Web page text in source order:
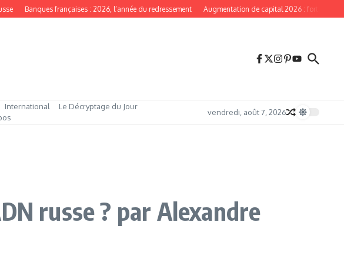
Banques françaises : 2026, l’année du redressement Augmentation de capital 2026 : forte
International
Le Décryptage du Jour
vendredi, août 7, 2026
russe ? par Alexandre